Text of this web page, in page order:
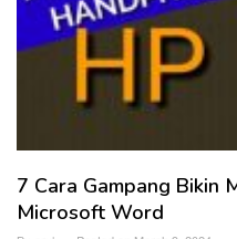
7 Cara Gampang Bikin
Microsoft Word